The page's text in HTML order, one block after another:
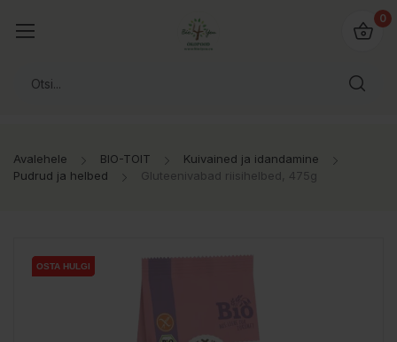
0
Avalehele BIO-TOIT
Kuivained ja idandamine
Pudrud ja helbed
Gluteenivabad riisihelbed, 475g
OSTA HULGI
OSTA HULGI
OSTA HULGI